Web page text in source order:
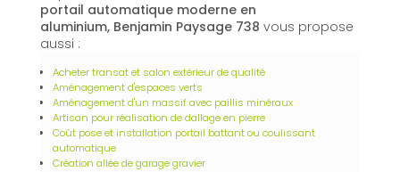
portail automatique moderne en
aluminium, Benjamin Paysage 738 vous propose
aussi :
Acheter transat et salon extérieur de qualité
Aménagement d'espaces verts
Aménagement d'un massif avec paillis minéraux
Artisan pour réalisation de dallage en pierre
Coût pose et installation portail battant ou coulissant
automatique
Création allée de garage gravier